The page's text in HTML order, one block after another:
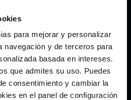
para mejorar y personalizar
navegación y de terceros para
basada en intereses.
que admites su uso. Puedes
consentimiento y cambiar la
en el panel de configuración